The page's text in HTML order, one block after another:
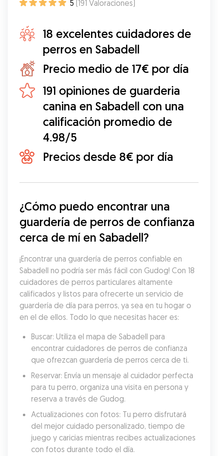
5 (191 Valoraciones)
18 excelentes cuidadores de
perros en Sabadell
Precio medio de 17€ por día
191 opiniones de guarderia
canina en Sabadell con una
calificación promedio de
4.98/5
Precios desde 8€ por día
¿Cómo puedo encontrar una
guardería de perros de confianza
cerca de mí en Sabadell?
¡Encontrar una guardería de perros confiable en
Sabadell no podría ser más fácil con Gudog! Con 18
cuidadores de perros particulares altamente
calificados y listos para ofrecerte un servicio de
guardería de día para perros, ya sea en tu hogar o
en el de ellos. Todo lo que necesitas hacer es:
Buscar: Utiliza el mapa de Sabadell para
encontrar cuidadores de perros de confianza
que ofrezcan guardería de perros cerca de ti.
Reservar: Envía un mensaje al cuidador perfecta
para tu perro, organiza una visita en persona y
reserva a través de Gudog.
Actualizaciones con fotos: Tu perro disfrutará
del mejor cuidado personalizado, tiempo de
juego y caricias mientras recibes actualizaciones
con fotos durante todo el día.